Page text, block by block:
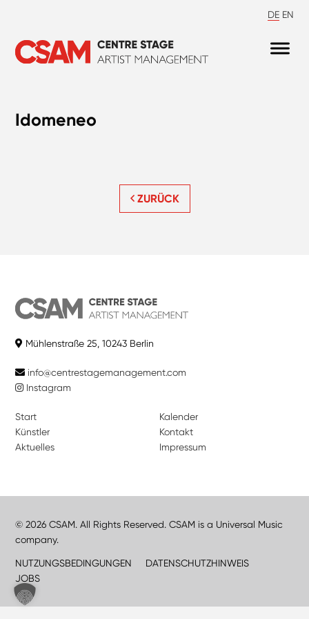
DE EN
Idomeneo
ZURÜCK
Mühlenstraße 25, 10243 Berlin
info@centrestagemanagement.com
Instagram
Start
Künstler
Aktuelles
Kalender
Kontakt
Impressum
© 2026 CSAM. All Rights Reserved. CSAM is a Universal Music
company.
NUTZUNGSBEDINGUNGEN
DATENSCHUTZHINWEIS
JOBS